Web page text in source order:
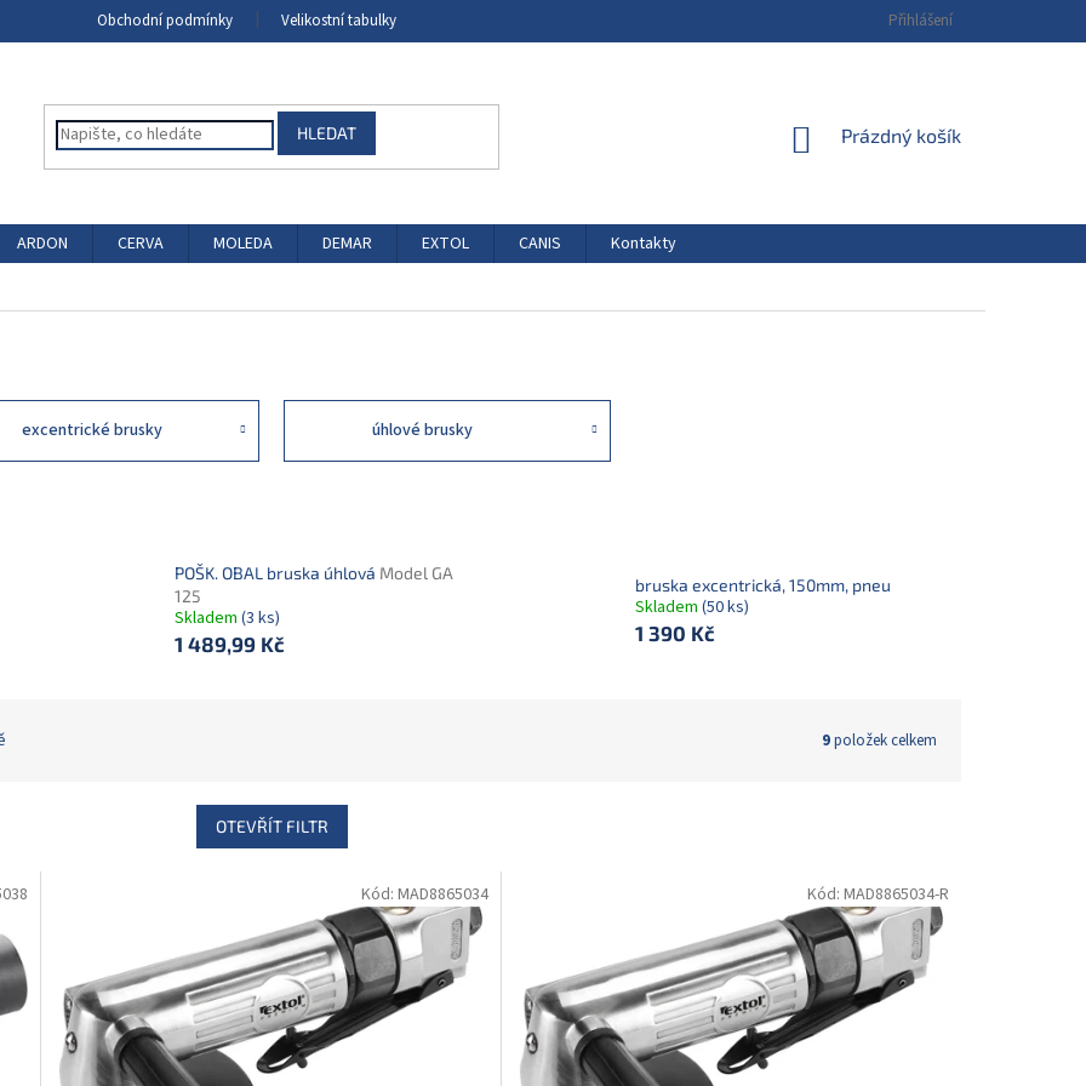
Obchodní podmínky Velikostní tabulky Přihlášení
HLEDAT
NÁKUPNÍ
Prázdný košík
ARDON CERVA MOLEDA DEMAR EXTOL CANIS
Kontakty
excentrické brusky úhlové brusky
POŠK. OBAL bruska úhlová Model GA
125
Skladem(3 ks)
1 489,99 Kč
bruska excentrická, 150mm, pneu
Skladem (50 ks)
1 390 Kč
9položek celkem
OTEVŘÍT FILTR
Kód: MAD8865034 Kód: MAD8865034-R